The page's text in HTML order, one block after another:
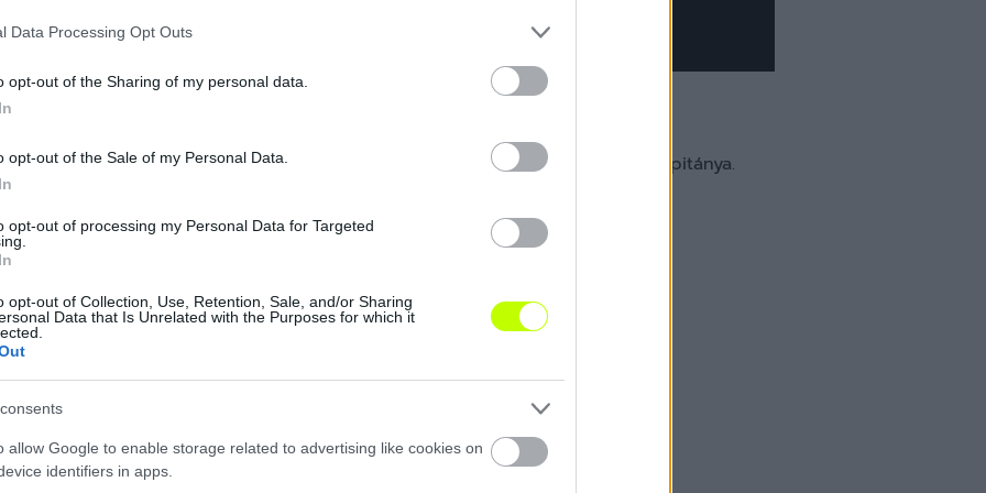
Data Processing Opt Outs
opt-out of the Sharing of my personal data.
opt-out of the Sale of my Personal Data.
opt-out of processing my Personal Data for Targeted
opt-out of Collection, Use, Retention, Sale, and/or Sharing
Data that Is Unrelated with the Purposes for which it
allow Google to enable storage related to advertising like cookies on
identifiers in apps.
a Vasasnál kezdte, jelenleg az U18-as válogatott szövetségi kapitánya.
beszámolunk.